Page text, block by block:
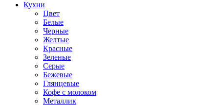
Кухни
Цвет
Белые
Черные
Желтые
Красные
Зеленые
Серые
Бежевые
Глянцевые
Кофе с молоком
Металлик